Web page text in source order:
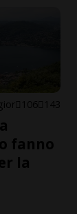
106 143
fanno
la